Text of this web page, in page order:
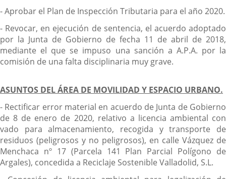
- Aprobar el Plan de Inspección Tributaria para el año 2020.
- Revocar, en ejecución de sentencia, el acuerdo adoptado
por la Junta de Gobierno de fecha 11 de abril de 2018,
mediante el que se impuso una sanción a A.P.A. por la
comisión de una falta disciplinaria muy grave.
ASUNTOS DEL ÁREA DE MOVILIDAD Y ESPACIO URBANO.
- Rectificar error material en acuerdo de Junta de Gobierno
de 8 de enero de 2020, relativo a licencia ambiental con
vado para almacenamiento, recogida y transporte de
residuos (peligrosos y no peligrosos), en calle Vázquez de
Menchaca nº 17 (Parcela 141 Plan Parcial Polígono de
Argales), concedida a Reciclaje Sostenible Valladolid, S.L.